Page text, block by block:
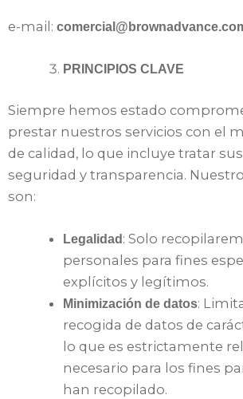
e-mail:
PRINCIPIOS CLAVE
Siempre hemos estado
prestar nuestros servicios con el
de calidad, lo que incluye tratar
seguridad y transparencia.
son:
Legalidad: Solo
personales para fines
explícitos y legítimos.
Minimización de datos:
recogida de datos de
lo que es estrictamente
necesario para los fines
han recopilado.